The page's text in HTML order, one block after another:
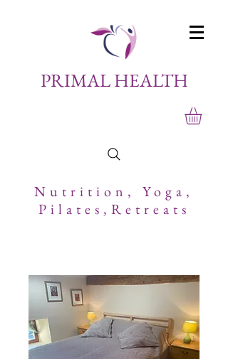
PRIMAL HEALTH
Nutrition,
Yoga,
Pilates,Retreats